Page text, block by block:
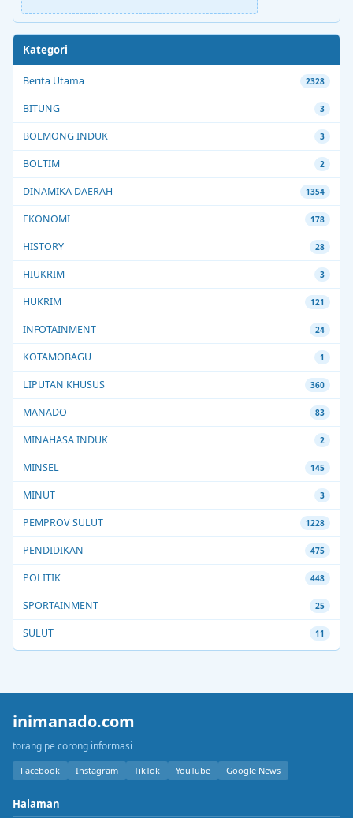
Kategori
Berita Utama 2328
BITUNG 3
BOLMONG INDUK 3
BOLTIM 2
DINAMIKA DAERAH 1354
EKONOMI 178
HISTORY 28
HIUKRIM 3
HUKRIM 121
INFOTAINMENT 24
KOTAMOBAGU 1
LIPUTAN KHUSUS 360
MANADO 83
MINAHASA INDUK 2
MINSEL 145
MINUT 3
PEMPROV SULUT 1228
PENDIDIKAN 475
POLITIK 448
SPORTAINMENT 25
SULUT 11
inimanado.com
torang pe corong informasi
Facebook Instagram TikTok YouTube Google News
Halaman